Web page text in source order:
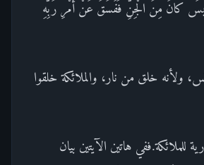
كانَ مِنَ الْجِنِّ فَفَسَقَ عَنْ أَمْرِ رَبِّهِ
ولأنه خلق من نار، والملائكة خلقوا
للملائكة.ففي هاتين الآيتين بيان